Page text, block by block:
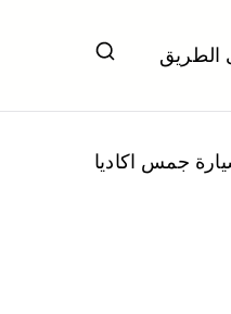
الطريق
جمس اكاديا